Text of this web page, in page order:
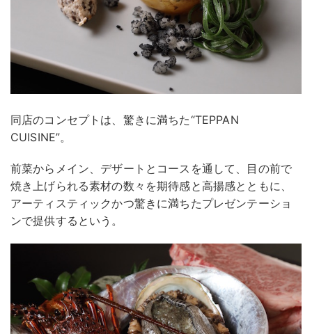
同店のコンセプトは、驚きに満ちた“TEPPAN
CUISINE”。
前菜からメイン、デザートとコースを通して、目の前で
焼き上げられる素材の数々を期待感と高揚感とともに、
アーティスティックかつ驚きに満ちたプレゼンテーショ
ンで提供するという。